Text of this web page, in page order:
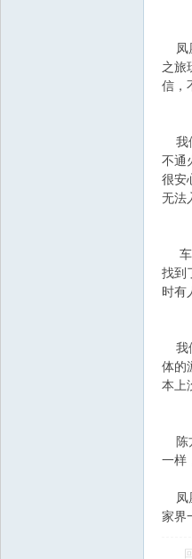
凤
之旅
信，
我
不通
很安
无法
车
找到
时有
我
体的
本上
陈
一样
凤
家界